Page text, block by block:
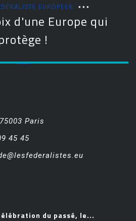
EUROPÉEN
d'une Europe qui
!
Paris
45 45
du passé, le...